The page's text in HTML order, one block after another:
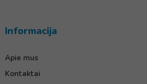
Informacija
Apie mus
Kontaktai